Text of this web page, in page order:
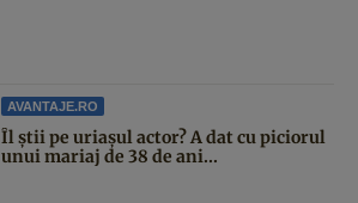
AVANTAJE.RO
Îl știi pe uriașul actor? A dat cu piciorul
unui mariaj de 38 de ani...